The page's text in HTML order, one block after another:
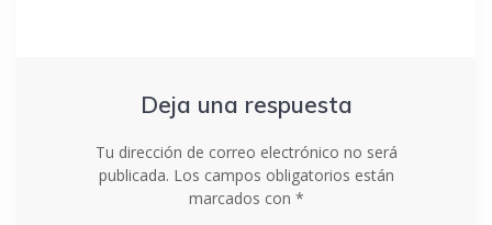
Deja una respuesta
Tu dirección de correo electrónico no será
publicada. Los campos obligatorios están
marcados con *